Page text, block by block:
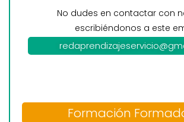
No dudes en contactar con
escribiéndonos a este
Formación